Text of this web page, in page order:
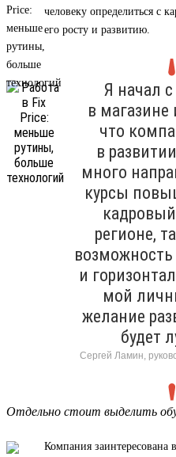
человеку определиться с
его росту и развитию.
Я начал
в магазине
что
в
много
курсы
регионе,
возможность
и
мой
желание
будет
Сергей Ламин,
Отдельно стоит выделить
Компания заинтересована